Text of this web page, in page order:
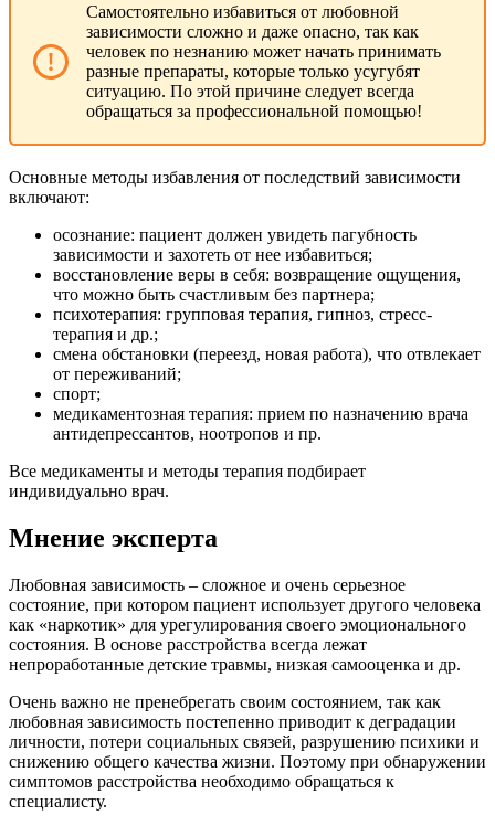
Самостоятельно избавиться от любовной
зависимости сложно и даже опасно, так как
человек по незнанию может начать принимать
разные препараты, которые только усугубят
ситуацию. По этой причине следует всегда
обращаться за профессиональной помощью!
Основные методы избавления от последствий зависимости
включают:
осознание: пациент должен увидеть пагубность
зависимости и захотеть от нее избавиться;
восстановление веры в себя: возвращение ощущения,
что можно быть счастливым без партнера;
психотерапия: групповая терапия, гипноз, стресс-
терапия и др.;
смена обстановки (переезд, новая работа), что отвлекает
от переживаний;
спорт;
медикаментозная терапия: прием по назначению врача
антидепрессантов, ноотропов и пр.
Все медикаменты и методы терапия подбирает
индивидуально врач.
Мнение эксперта
Любовная зависимость – сложное и очень серьезное
состояние, при котором пациент использует другого человека
как «наркотик» для урегулирования своего эмоционального
состояния. В основе расстройства всегда лежат
непроработанные детские травмы, низкая самооценка и др.
Очень важно не пренебрегать своим состоянием, так как
любовная зависимость постепенно приводит к деградации
личности, потери социальных связей, разрушению психики и
снижению общего качества жизни. Поэтому при обнаружении
симптомов расстройства необходимо обращаться к
специалисту.